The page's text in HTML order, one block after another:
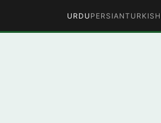
TURKISH
PERSIAN
URDU